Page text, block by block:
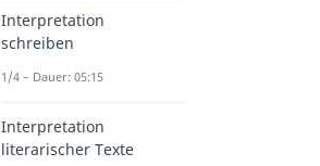
Interpretation
schreiben
1/4 – Dauer: 05:15
Interpretation
literarischer Texte